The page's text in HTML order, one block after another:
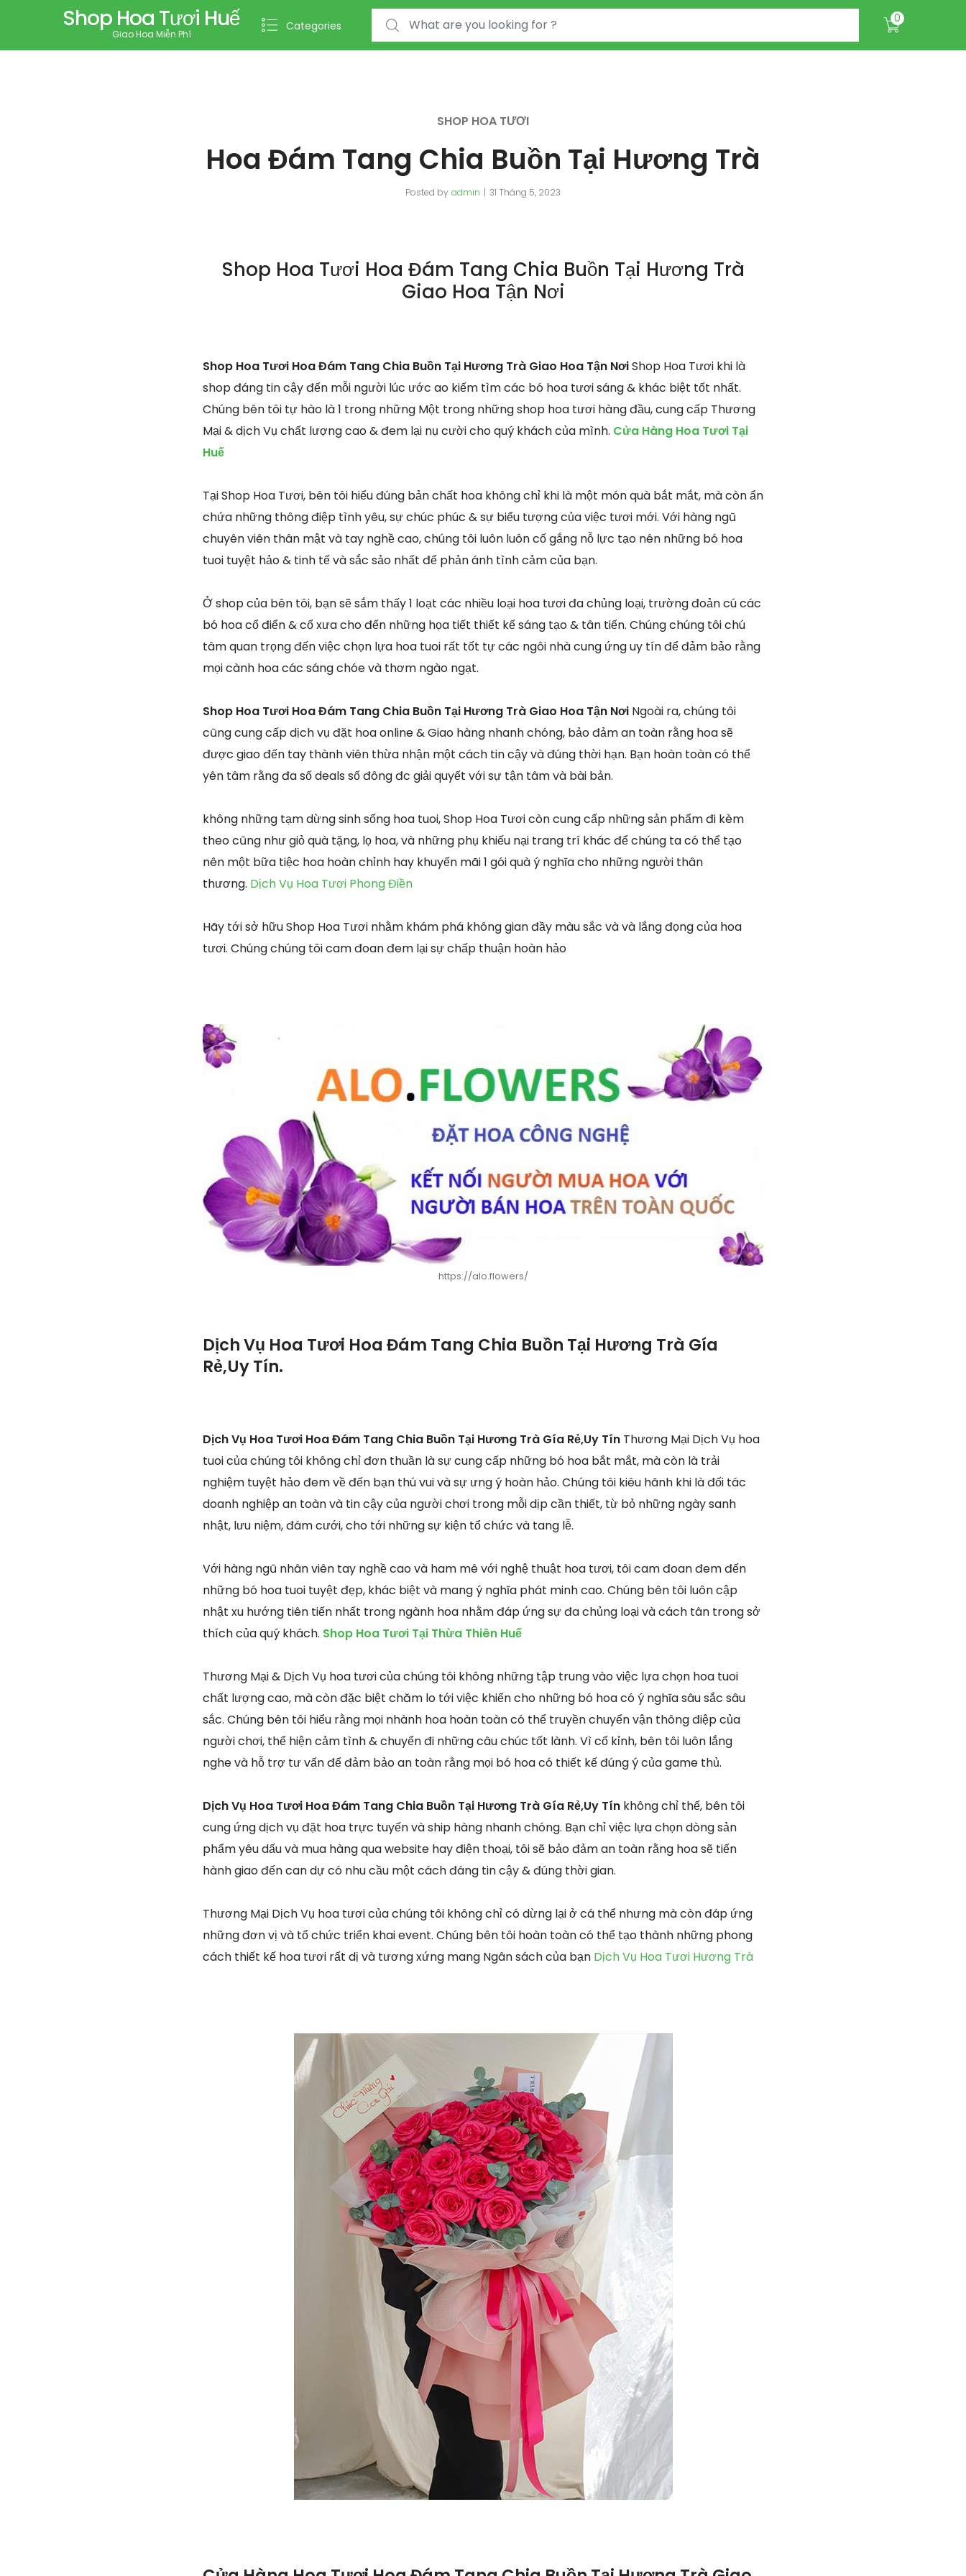
Shop Hoa Tươi Huế
Giao Hoa Miễn Phí
Categories
Search for: 0
SHOP HOA TƯƠI
Hoa Đám Tang Chia Buồn Tại Hương Trà
Posted by admin 31 Tháng 5, 2023
Shop Hoa Tươi Hoa Đám Tang Chia Buồn Tại Hương Trà
Giao Hoa Tận Nơi
Shop Hoa Tươi Hoa Đám Tang Chia Buồn Tại Hương Trà Giao Hoa Tận NơiShop Hoa Tươi khi là
shop đáng tin cậy đến mỗi người lúc ước ao kiếm tìm các bó hoa tươi sáng & khác biệt tốt nhất.
Chúng bên tôi tự hào là 1 trong những Một trong những shop hoa tươi hàng đầu, cung cấp Thương
Mại & dịch Vụ chất lượng cao & đem lại nụ cười cho quý khách của mình. Cửa Hàng Hoa Tươi Tại
Huế
Tại Shop Hoa Tươi, bên tôi hiểu đúng bản chất hoa không chỉ khi là một món quà bắt mắt, mà còn ẩn
chứa những thông điệp tình yêu, sự chúc phúc & sự biểu tượng của việc tươi mới. Với hàng ngũ
chuyên viên thân mật và tay nghề cao, chúng tôi luôn luôn cố gắng nỗ lực tạo nên những bó hoa
tuoi tuyệt hảo & tinh tế và sắc sảo nhất để phản ánh tình cảm của bạn.
Ở shop của bên tôi, bạn sẽ sắm thấy 1 loạt các nhiều loại hoa tươi đa chủng loại, trường đoản cú các
bó hoa cổ điển & cổ xưa cho đến những họa tiết thiết kế sáng tạo & tân tiến. Chúng chúng tôi chú
tâm quan trọng đến việc chọn lựa hoa tuoi rất tốt tự các ngôi nhà cung ứng uy tín để đảm bảo rằng
mọi cành hoa các sáng chóe và thơm ngào ngạt.
Shop Hoa Tươi Hoa Đám Tang Chia Buồn Tại Hương Trà Giao Hoa Tận Nơi Ngoài ra, chúng tôi
cũng cung cấp dịch vụ đặt hoa online & Giao hàng nhanh chóng, bảo đảm an toàn rằng hoa sẽ
được giao đến tay thành viên thừa nhận một cách tin cậy và đúng thời hạn. Bạn hoàn toàn có thể
yên tâm rằng đa số deals số đông đc giải quyết với sự tận tâm và bài bản.
không những tạm dừng sinh sống hoa tuoi, Shop Hoa Tươi còn cung cấp những sản phẩm đi kèm
theo cũng như giỏ quà tặng, lọ hoa, và những phụ khiếu nại trang trí khác để chúng ta có thể tạo
nên một bữa tiệc hoa hoàn chỉnh hay khuyến mãi 1 gói quà ý nghĩa cho những người thân
thương. Dịch Vụ Hoa Tươi Phong Điền
Hãy tới sở hữu Shop Hoa Tươi nhằm khám phá không gian đầy màu sắc và và lắng đọng của hoa
tươi. Chúng chúng tôi cam đoan đem lại sự chấp thuận hoàn hảo
https://alo.flowers/
Dịch Vụ Hoa Tươi Hoa Đám Tang Chia Buồn Tại Hương Trà Gía
Rẻ,Uy Tín.
Dịch Vụ Hoa Tươi Hoa Đám Tang Chia Buồn Tại Hương Trà Gía Rẻ,Uy Tín Thương Mại Dịch Vụ hoa
tuoi của chúng tôi không chỉ đơn thuần là sự cung cấp những bó hoa bắt mắt, mà còn là trải
nghiệm tuyệt hảo đem về đến bạn thú vui và sự ưng ý hoàn hảo. Chúng tôi kiêu hãnh khi là đối tác
doanh nghiệp an toàn và tin cậy của người chơi trong mỗi dịp cần thiết, từ bỏ những ngày sanh
nhật, lưu niệm, đám cưới, cho tới những sự kiện tổ chức và tang lễ.
Với hàng ngũ nhân viên tay nghề cao và ham mê với nghệ thuật hoa tươi, tôi cam đoan đem đến
những bó hoa tuoi tuyệt đẹp, khác biệt và mang ý nghĩa phát minh cao. Chúng bên tôi luôn cập
nhật xu hướng tiên tiến nhất trong ngành hoa nhằm đáp ứng sự đa chủng loại và cách tân trong sở
thích của quý khách. Shop Hoa Tươi Tại Thừa Thiên Huế
Thương Mại & Dịch Vụ hoa tươi của chúng tôi không những tập trung vào việc lựa chọn hoa tuoi
chất lượng cao, mà còn đặc biệt chăm lo tới việc khiến cho những bó hoa có ý nghĩa sâu sắc sâu
sắc. Chúng bên tôi hiểu rằng mọi nhành hoa hoàn toàn có thể truyền chuyển vận thông điệp của
người chơi, thể hiện cảm tình & chuyển đi những câu chúc tốt lành. Vì cố kỉnh, bên tôi luôn lắng
nghe và hỗ trợ tư vấn để đảm bảo an toàn rằng mọi bó hoa có thiết kế đúng ý của game thủ.
Dịch Vụ Hoa Tươi Hoa Đám Tang Chia Buồn Tại Hương Trà Gía Rẻ,Uy Tín không chỉ thế, bên tôi
cung ứng dịch vụ đặt hoa trực tuyến và ship hàng nhanh chóng. Bạn chỉ việc lựa chọn dòng sản
phẩm yêu dấu và mua hàng qua website hay điện thoại, tôi sẽ bảo đảm an toàn rằng hoa sẽ tiến
hành giao đến can dự có nhu cầu một cách đáng tin cậy & đúng thời gian.
Thương Mại Dịch Vụ hoa tươi của chúng tôi không chỉ có dừng lại ở cá thể nhưng mà còn đáp ứng
những đơn vị và tổ chức triển khai event. Chúng bên tôi hoàn toàn có thể tạo thành những phong
cách thiết kế hoa tươi rất dị và tương xứng mang Ngân sách của bạn Dịch Vụ Hoa Tươi Hương Trà